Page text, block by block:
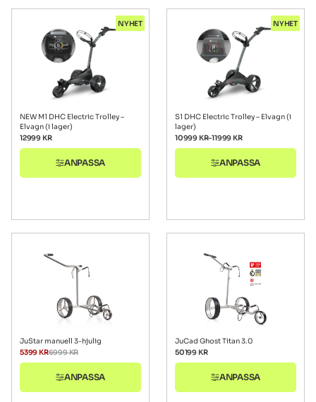
NYHET
NEW M1 DHC Electric Trolley –
Elvagn (i lager)
12999 KR
ANPASSA
NYHET
S1 DHC Electric Trolley – Elvagn (i
lager)
10999 KR–11999 KR
ANPASSA
JuStar manuell 3-hjulig
6999KR
5399 KR
ANPASSA
JuCad Ghost Titan 3.0
50199 KR
ANPASSA